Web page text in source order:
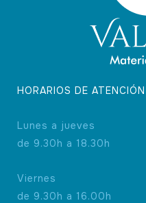
HORARIOS DE ATENCIÓN
Lunes a jueves
de 9.30h a 18.30h
Viernes
de 9.30h a 16.00h